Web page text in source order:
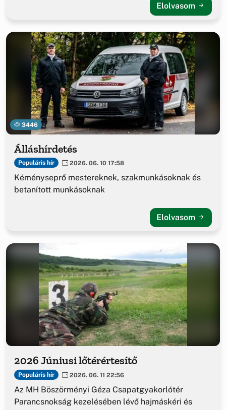
Elolvasom
3446
Álláshírdetés
Populáris hír 2026. 06. 10 17:58
Kéményseprő mestereknek, szakmunkásoknak és
betanított munkásoknak
Elolvasom
2026 Júniusi lőtérértesítő
Populáris hír 2026. 06. 11 22:56
Az MH Böszörményi Géza Csapatgyakorlótér
Parancsnokság kezelésében lévő hajmáskéri és